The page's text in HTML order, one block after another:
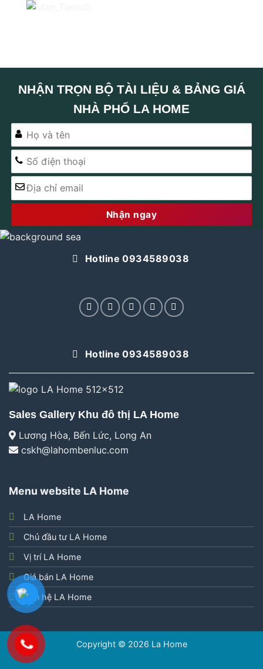
NHẬN TRỌN BỘ TÀI LIỆU & BẢNG GIÁ
NHÀ PHỐ LA HOME
Alternative:
Hotline 0934589038
Hotline 0934589038
Sales Gallery Khu đô thị LA Home
Lương Hòa, Bến Lức, Long An
cskh@lahombenluc.com
Menu website LA Home
LA Home
Chủ đầu tư LA Home
Vị trí LA Home
Giá bán LA Home
Liên hệ LA Home
Copyright © 2026 La Home